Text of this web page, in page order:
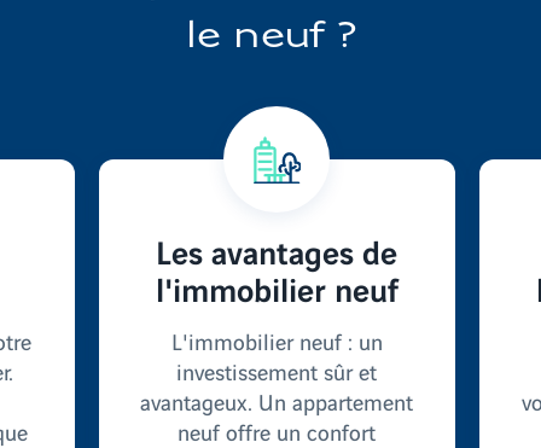
le neuf ?
Les avantages de
l'immobilier neuf
L'immobilier neuf : un
investissement sûr et
avantageux. Un appartement
neuf offre un confort